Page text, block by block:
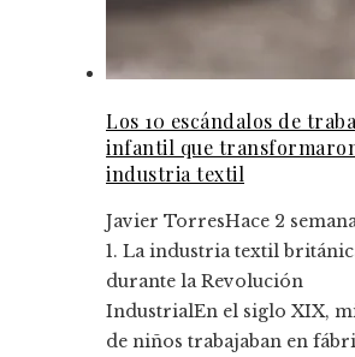
Los 10 escándalos de
infantil que
industria textil
Javier TorresHace 2
1. La industria textil
durante la Revolución
IndustrialEn el siglo XIX,
de niños trabajaban en